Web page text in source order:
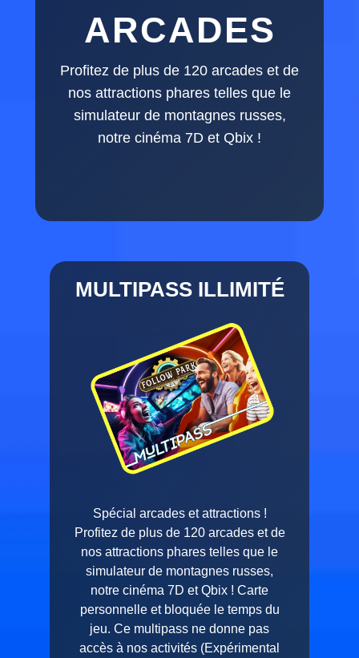
ARCADES
Profitez de plus de 120 arcades et de
nos attractions phares telles que le
simulateur de montagnes russes,
notre cinéma 7D et Qbix !
MULTIPASS ILLIMITÉ
Spécial arcades et attractions !
Profitez de plus de 120 arcades et de
nos attractions phares telles que le
simulateur de montagnes russes,
notre cinéma 7D et Qbix ! Carte
personnelle et bloquée le temps du
jeu. Ce multipass ne donne pas
accès à nos activités (Expérimental